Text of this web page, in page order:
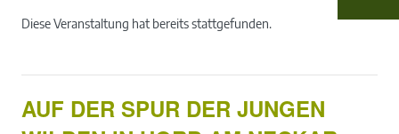
Diese Veranstaltung hat bereits stattgefunden.
AUF DER SPUR DER JUNGEN